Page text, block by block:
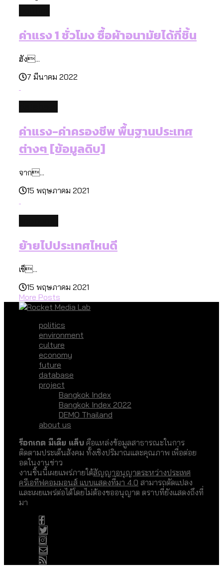
Bangkok Index 2025 : อันดับความน่าอยู่
ของ 50 เขตในกรุงเทพฯ
สวนสาธารณะและพื้นที่สีเขียวใน กทม.
[ข้อมูลดิบ]
ค่าแรง 1 ชั่วโมง ซื้อผ้าอนามัยได้กี่ชิ้น
ฮัง...
7 มีนาคม 2022
ค่าแรง-ค่าครองชีพ พื้นฐานประเทศ
ต่างๆ [ข้อมูลดิบ]
จาก...
15 พฤษภาคม 2021
ย้ายไปประเทศไหนดี
เช็...
15 พฤษภาคม 2021
More Posts
politics
environment
culture
economy
future
database
project
Bangkok Index
Bangkok Index 2022
DEMO Thailand
about us
ร็อกเกต มีเดีย แล็บ คือแหล่งข้อมูลสาธารณะในการ
ติดตามประเด็นสังคม ทั้งเชิงปริมาณและคุณภาพ เพื่อต่อย
อดในงานข่าว
งานชิ้นนี้เผยแพร่ภายใต้สัญญาอนุญาตระหว่างประเทศ
ครีเอทีฟคอมมอนส์ แบบแสดงที่มา 4.0 สามารถดัดแปลง
และเผยแพร่ต่อได้โดยไม่ต้องขออนุญาต ตราบที่ยังแสดงถึงที่
มา